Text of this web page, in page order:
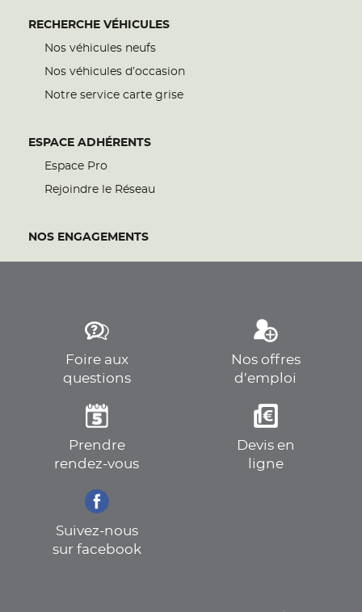
RECHERCHE VÉHICULES
Nos véhicules neufs
Nos véhicules d’occasion
Notre service carte grise
ESPACE ADHÉRENTS
Espace Pro
Rejoindre le Réseau
NOS ENGAGEMENTS
Foire aux
questions
Nos offres
d’emploi
Prendre
rendez-vous
Devis en
ligne
Suivez-nous
sur facebook